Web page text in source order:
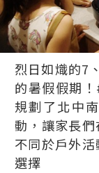
烈日如熾的7
的暑假假期
規劃了北中
動，讓家長
不同於戶外
選擇